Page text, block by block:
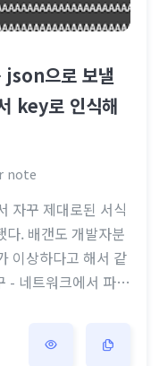
으로 보낼
key로 인식해
note
자꾸 제대로된 서식
. 배갠도 개발자분
이상하다고 해서 같
- 네트워크에서 파싱
니중간에 :를 키로